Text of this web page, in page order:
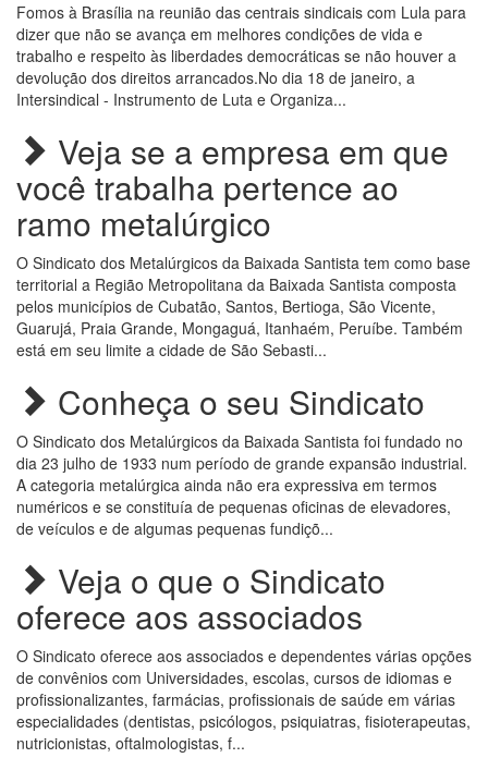
Fomos à Brasília na reunião das centrais sindicais com Lula para
dizer que não se avança em melhores condições de vida e
trabalho e respeito às liberdades democráticas se não houver a
devolução dos direitos arrancados.No dia 18 de janeiro, a
Intersindical - Instrumento de Luta e Organiza...
Veja se a empresa em que
você trabalha pertence ao
ramo metalúrgico
O Sindicato dos Metalúrgicos da Baixada Santista tem como base
territorial a Região Metropolitana da Baixada Santista composta
pelos municípios de Cubatão, Santos, Bertioga, São Vicente,
Guarujá, Praia Grande, Mongaguá, Itanhaém, Peruíbe. Também
está em seu limite a cidade de São Sebasti...
Conheça o seu Sindicato
O Sindicato dos Metalúrgicos da Baixada Santista foi fundado no
dia 23 julho de 1933 num período de grande expansão industrial.
A categoria metalúrgica ainda não era expressiva em termos
numéricos e se constituía de pequenas oficinas de elevadores,
de veículos e de algumas pequenas fundiçõ...
Veja o que o Sindicato
oferece aos associados
O Sindicato oferece aos associados e dependentes várias opções
de convênios com Universidades, escolas, cursos de idiomas e
profissionalizantes, farmácias, profissionais de saúde em várias
especialidades (dentistas, psicólogos, psiquiatras, fisioterapeutas,
nutricionistas, oftalmologistas, f...